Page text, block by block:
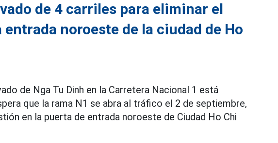
de 4 carriles para eliminar el
noroeste de la ciudad de Ho
de Nga Tu Dinh en la Carretera Nacional 1 está
que la rama N1 se abra al tráfico el 2 de septiembre,
en la puerta de entrada noroeste de Ciudad Ho Chi